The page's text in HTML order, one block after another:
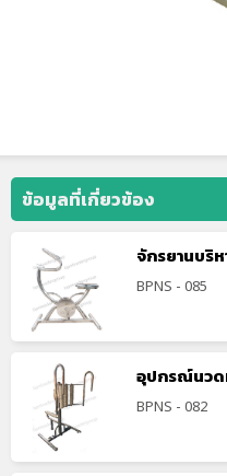
ข้อมูลที่เกี่ยวข้อง
จักรยานบริ
BPNS - 085
อุปกรณ์นวด
BPNS - 082